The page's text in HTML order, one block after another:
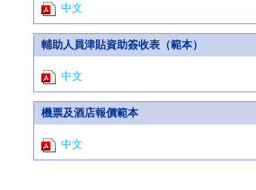
中文
輔助人員津貼資助簽收表（範本）
中文
機票及酒店報價範本
中文